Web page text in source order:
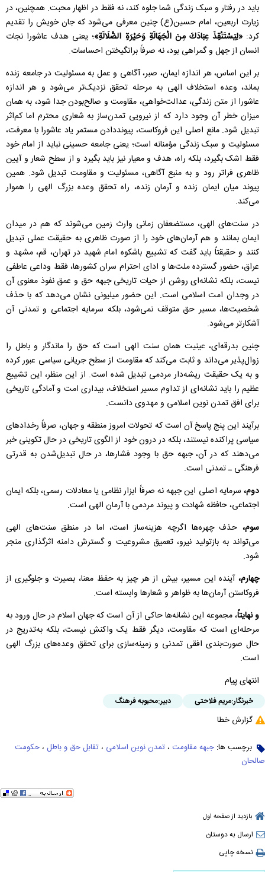
باید در رفتار و سبک زندگی شما جلوه کند، نه فقط در اظهار محبت. همچنین، در
زیارت اربعین، امام حسین(ع) چنین معرفی می‌شود که جان خویش را تقدیم
کرد:«لِیَسْتَنْقِذَ عِبَادَكَ مِنَ الْجَهَالَةِ وَحَیْرَةِ الضَّلَالَةِ»؛ یعنی هدف عاشورا نجات
انسان از جهل و گمراهی بود، نه صرفاً برانگیختن احساسات.
بر این اساس، هر اندازه ایمان، صبر، آگاهی و عمل به مسئولیت در جامعه زنده
بماند، وعده استخلاف الهی به مرحله تحقق نزدیک‌تر می‌شود و هر اندازه
عاشورا از متن زندگی، عدالت‌خواهی، مقاومت و صالح‌بودن جدا شود، به همان
میزان خطر آن وجود دارد که از نیرویی تمدن‌ساز به شعاری محترم اما کم‌اثر
تبدیل شود. مانع اصلی این فروکاست، پیونددادن مستمر یاد عاشورا با معرفت،
مسئولیت و سبک زندگی مؤمنانه است؛ یعنی جامعه حسینی نباید از امام خود
فقط اشک بگیرد، بلکه راه، هدف و معیار نیز باید بگیرد و از سطح شعار و آیین
ظاهری فراتر رود و به منبع آگاهی، مسئولیت و مقاومت تبدیل شود. همین
پیوند میان ایمان زنده و آرمان زنده، راه تحقق وعده بزرگ الهی را هموار
می‌کند.
در سنت‌های الهی، مستضعفان زمانی وارث زمین می‌شوند که هم در میدان
ایمان بمانند و هم آرمان‌های خود را از صورت ظاهری به حقیقت عملی تبدیل
کنند و حقیقتاً باید گفت که تشییع باشکوه امام شهید در تهران، قم، مشهد و
عراق، حضور گسترده ملت‌ها و ادای احترام سران کشورها، فقط وداعی عاطفی
نیست، بلکه نشانه‌ای روشن از حیات تاریخی جبهه حق و عمق نفوذ معنوی آن
در وجدان امت اسلامی است. این حضور میلیونی نشان می‌دهد که با حذف
شخصیت‌ها، مسیر حق متوقف نمی‌شود، بلکه سرمایه اجتماعی و تمدنی آن
آشکارتر می‌شود.
چنین بدرقه‌ای، عینیت همان سنت الهی است که حق را ماندگار و باطل را
زوال‌پذیر می‌داند و ثابت می‌کند که مقاومت از سطح جریانی سیاسی عبور کرده
و به یک حقیقت ریشه‌دار مردمی تبدیل شده است. از این منظر، این تشییع
عظیم را باید نشانه‌ای از تداوم مسیر استخلاف، بیداری امت و آمادگی تاریخی
برای افق تمدن نوین اسلامی و مهدوی دانست.
برآیند این پنج پاسخ آن است که تحولات امروز منطقه و جهان، صرفاً رخدادهای
سیاسی پراکنده نیستند، بلکه در درون خود از الگوی تاریخی در حال تکوینی خبر
می‌دهند که در آن، جبهه حق با وجود فشارها، در حال تبدیل‌شدن به قدرتی
فرهنگی ـ تمدنی است.
دوم، سرمایه اصلی این جبهه نه صرفاً ابزار نظامی یا معادلات رسمی، بلکه ایمان
اجتماعی، حافظه شهادت و پیوند مردمی با آرمان الهی است.
سوم، حذف چهره‌ها اگرچه هزینه‌ساز است، اما در منطق سنت‌های الهی
می‌تواند به بازتولید نیرو، تعمیق مشروعیت و گسترش دامنه اثرگذاری منجر
شود.
چهارم، آینده این مسیر، بیش از هر چیز به حفظ معنا، بصیرت و جلوگیری از
فروکاستن آرمان‌ها به ظواهر و شعارها وابسته است.
و نهایتاً، مجموعه این نشانه‌ها حاکی از آن است که جهان اسلام در حال ورود به
مرحله‌ای است که مقاومت، دیگر فقط یک واکنش نیست، بلکه به‌تدریج در
حال صورت‌بندی افقی تمدنی و زمینه‌سازی برای تحقق وعده‌های بزرگ الهی
است.
انتهای پیام
خبرنگار:مریم فلاحتی دبیر:محبوبه فرهنگ
گزارش خطا
برچسب ها: جبهه مقاومت ، تمدن نوین اسلامی ، تقابل حق و باطل ، حکومت
صالحان
بازدید از صفحه اول
ارسال به دوستان
نسخه چاپی